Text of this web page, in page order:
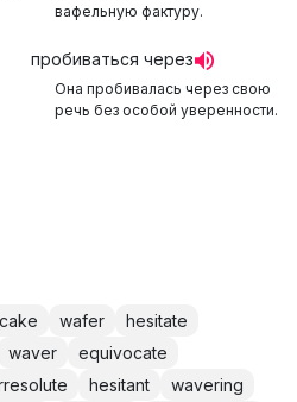
вафельную фактуру.
пробиваться через
Она пробивалась через свою
речь без особой уверенности.
wafer
hesitate
waver
equivocate
hesitant wavering